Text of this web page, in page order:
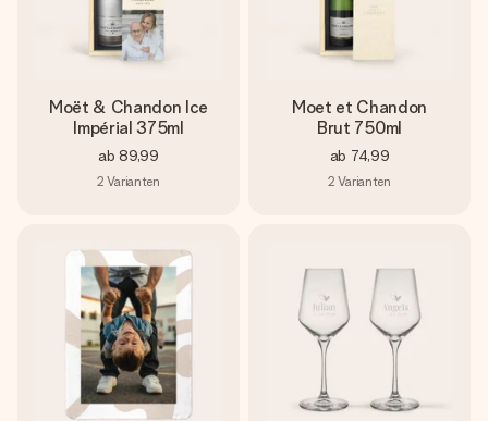
Moët & Chandon Ice
Impérial 375ml
ab 89,99
2 Varianten
Moet et Chandon
Brut 750ml
ab 74,99
2 Varianten